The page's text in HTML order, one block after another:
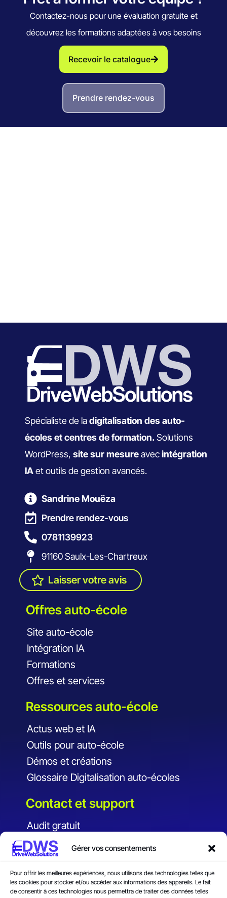
Gérer vos consentements
Pour offrir les meilleures expériences, nous utilisons des technologies telles que
les cookies pour stocker et/ou accéder aux informations des appareils. Le fait
de consentir à ces technologies nous permettra de traiter des données telles
Contactez-nous pour une évaluation gratuite et
découvrez les formations adaptées à vos besoins
Recevoir le catalogue
Prendre rendez-vous
Spécialiste de ladigitalisation des auto-
écoles et centres de formation.Solutions
WordPress,site sur mesureavecintégration
IAet outils de gestion avancés.
Sandrine Mouëza
Prendre rendez-vous
0781139923
91160 Saulx-Les-Chartreux
Laisser votre avis
Offres auto-école
Site auto-école
Intégration IA
Formations
Offres et services
Ressources auto-école
Actus web et IA
Outils pour auto-école
Démos et créations
Glossaire Digitalisation auto-écoles
Contact et support
Audit gratuit
Financement
Faq
Contact
CGV